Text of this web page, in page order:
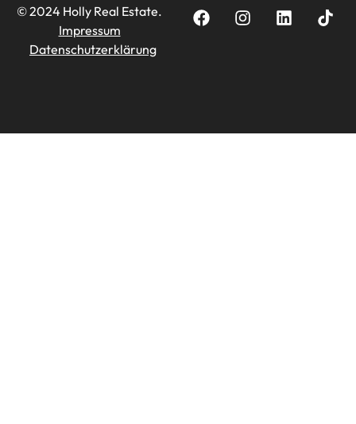
© 2024 Holly Real Estate.
Impressum
Datenschutzerklärung